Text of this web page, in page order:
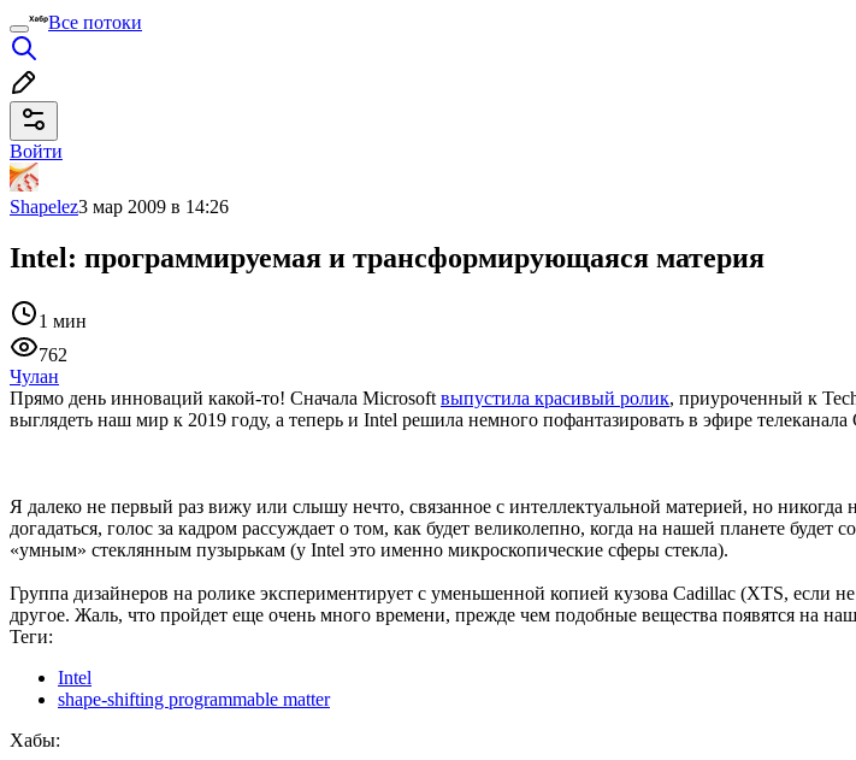
Все потоки
Войти
Shapelez3 мар 2009 в 14:26
Intel: программируемая и трансформирующаяся материя
1 мин
762
Чулан
Прямо день инноваций какой-то! Сначала Microsoft выпустила красивый ролик, приуроченный к
выглядеть наш мир к 2019 году, а теперь и Intel решила немного пофантазировать в эфире телеканала
Я далеко не первый раз вижу или слышу нечто, связанное с интеллектуальной материей, но
догадаться, голос за кадром рассуждает о том, как будет великолепно, когда на нашей планете
«умным» стеклянным пузырькам (у Intel это именно микроскопические сферы стекла).
Группа дизайнеров на ролике экспериментирует с уменьшенной копией кузова Cadillac (XTS,
другое. Жаль, что пройдет еще очень много времени, прежде чем подобные вещества появятся на
Теги:
Intel
shape-shifting programmable matter
Хабы: